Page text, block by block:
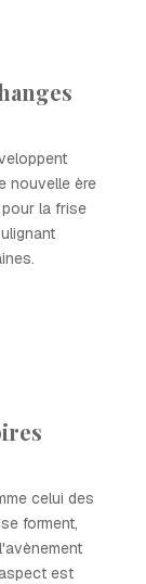
nouvelle ère
la frise
celui des
forment,
est